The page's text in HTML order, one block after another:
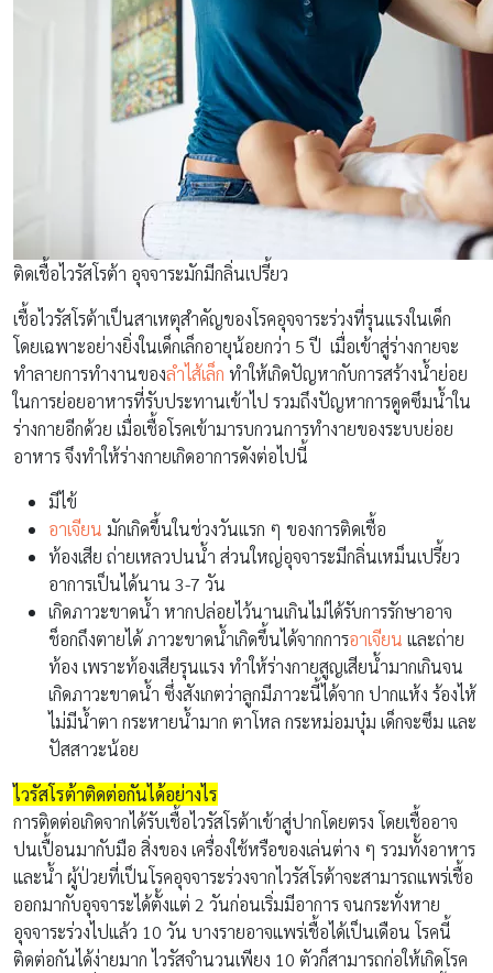
ติดเชื้อไวรัสโรต้า อุจจาระมักมีกลิ่นเปรี้ยว
เชื้อไวรัสโรต้าเป็นสาเหตุสำคัญของโรคอุจจาระร่วงที่รุนแรงในเด็ก
โดยเฉพาะอย่างยิ่งในเด็กเล็กอายุน้อยกว่า 5 ปี เมื่อเข้าสู่ร่างกายจะ
ทำลายการทำงานของลำไส้เล็ก ทำให้เกิดปัญหากับการสร้างน้ำย่อย
ในการย่อยอาหารที่รับประทานเข้าไป รวมถึงปัญหาการดูดซึมน้ำใน
ร่างกายอีกด้วย เมื่อเชื้อโรคเข้ามารบกวนการทำงายของระบบย่อย
อาหาร จึงทำให้ร่างกายเกิดอาการดังต่อไปนี้
มีไข้
อาเจียน มักเกิดขึ้นในช่วงวันแรก ๆ ของการติดเชื้อ
ท้องเสีย ถ่ายเหลวปนน้ำ ส่วนใหญ่อุจจาระมีกลิ่นเหม็นเปรี้ยว
อาการเป็นได้นาน 3-7 วัน
เกิดภาวะขาดน้ำ หากปล่อยไว้นานเกินไม่ได้รับการรักษาอาจ
ช็อกถึงตายได้ ภาวะขาดน้ำเกิดขึ้นได้จากการอาเจียน และถ่าย
ท้อง เพราะท้องเสียรุนแรง ทำให้ร่างกายสูญเสียน้ำมากเกินจน
เกิดภาวะขาดน้ำ ซึ่งสังเกตว่าลูกมีภาวะนี้ได้จาก ปากแห้ง ร้องไห้
ไม่มีน้ำตา กระหายน้ำมาก ตาโหล กระหม่อมบุ๋ม เด็กจะซึม และ
ปัสสาวะน้อย
ไวรัสโรต้าติดต่อกันได้อย่างไร
การติดต่อเกิดจากได้รับเชื้อไวรัสโรต้าเข้าสู่ปากโดยตรง โดยเชื้ออาจ
ปนเปื้อนมากับมือ สิ่งของ เครื่องใช้หรือของเล่นต่าง ๆ รวมทั้งอาหาร
และน้ำ ผู้ป่วยที่เป็นโรคอุจจาระร่วงจากไวรัสโรต้าจะสามารถแพร่เชื้อ
ออกมากับอุจจาระได้ตั้งแต่ 2 วันก่อนเริ่มมีอาการ จนกระทั่งหาย
อุจจาระร่วงไปแล้ว 10 วัน บางรายอาจแพร่เชื้อได้เป็นเดือน โรคนี้
ติดต่อกันได้ง่ายมาก ไวรัสจำนวนเพียง 10 ตัวก็สามารถก่อให้เกิดโรค